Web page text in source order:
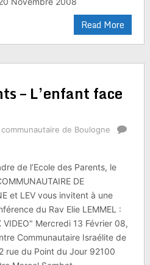
Read More
– L’enfant face
de Boulogne
de l’Ecole des Parents, le
DE
et LEV vous invitent à une
du Rav Elie LEMMEL :
VIDEO" Mercredi 13 Février 08,
Communautaire Israélite de
rue du Point du Jour 92100